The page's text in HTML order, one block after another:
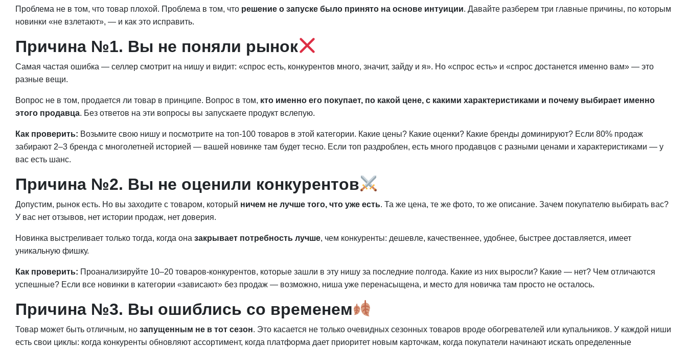
Проблема не в том, что товар плохой. Проблема в том, что решение о запуске было принято на основе интуиции. Давайте разберем три главные причины, по которым
новинки «не взлетают», — и как это исправить.
Причина №1. Вы не поняли рынок
Самая частая ошибка — селлер смотрит на нишу и видит: «спрос есть, конкурентов много, значит, зайду и я». Но «спрос есть» и «спрос достанется именно вам» — это
разные вещи.
Вопрос не в том, продается ли товар в принципе. Вопрос в том, кто именно его покупает, по какой цене, с какими характеристиками и почему выбирает именно
этого продавца. Без ответов на эти вопросы вы запускаете продукт вслепую.
Как проверить: Возьмите свою нишу и посмотрите на топ-100 товаров в этой категории. Какие цены? Какие оценки? Какие бренды доминируют? Если 80% продаж
забирают 2–3 бренда с многолетней историей — вашей новинке там будет тесно. Если топ раздроблен, есть много продавцов с разными ценами и характеристиками — у
вас есть шанс.
Причина №2. Вы не оценили конкурентов
Допустим, рынок есть. Но вы заходите с товаром, который ничем не лучше того, что уже есть. Та же цена, те же фото, то же описание. Зачем покупателю выбирать вас?
У вас нет отзывов, нет истории продаж, нет доверия.
Новинка выстреливает только тогда, когда она закрывает потребность лучше, чем конкуренты: дешевле, качественнее, удобнее, быстрее доставляется, имеет
уникальную фишку.
Как проверить: Проанализируйте 10–20 товаров-конкурентов, которые зашли в эту нишу за последние полгода. Какие из них выросли? Какие — нет? Чем отличаются
успешные? Если все новинки в категории «зависают» без продаж — возможно, ниша уже перенасыщена, и место для новичка там просто не осталось.
Причина №3. Вы ошиблись со временем
Товар может быть отличным, но запущенным не в тот сезон. Это касается не только очевидных сезонных товаров вроде обогревателей или купальников. У каждой ниши
есть свои циклы: когда конкуренты обновляют ассортимент, когда платформа дает приоритет новым карточкам, когда покупатели начинают искать определенные